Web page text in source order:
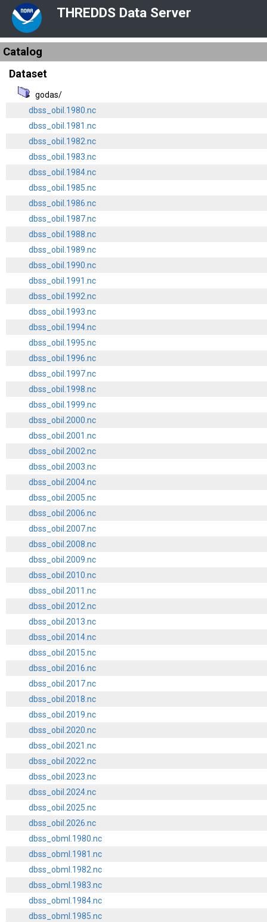
THREDDS Data Server
Catalog
Dataset
godas/
dbss_obil.1980.nc
dbss_obil.1981.nc
dbss_obil.1982.nc
dbss_obil.1983.nc
dbss_obil.1984.nc
dbss_obil.1985.nc
dbss_obil.1986.nc
dbss_obil.1987.nc
dbss_obil.1988.nc
dbss_obil.1989.nc
dbss_obil.1990.nc
dbss_obil.1991.nc
dbss_obil.1992.nc
dbss_obil.1993.nc
dbss_obil.1994.nc
dbss_obil.1995.nc
dbss_obil.1996.nc
dbss_obil.1997.nc
dbss_obil.1998.nc
dbss_obil.1999.nc
dbss_obil.2000.nc
dbss_obil.2001.nc
dbss_obil.2002.nc
dbss_obil.2003.nc
dbss_obil.2004.nc
dbss_obil.2005.nc
dbss_obil.2006.nc
dbss_obil.2007.nc
dbss_obil.2008.nc
dbss_obil.2009.nc
dbss_obil.2010.nc
dbss_obil.2011.nc
dbss_obil.2012.nc
dbss_obil.2013.nc
dbss_obil.2014.nc
dbss_obil.2015.nc
dbss_obil.2016.nc
dbss_obil.2017.nc
dbss_obil.2018.nc
dbss_obil.2019.nc
dbss_obil.2020.nc
dbss_obil.2021.nc
dbss_obil.2022.nc
dbss_obil.2023.nc
dbss_obil.2024.nc
dbss_obil.2025.nc
dbss_obil.2026.nc
dbss_obml.1980.nc
dbss_obml.1981.nc
dbss_obml.1982.nc
dbss_obml.1983.nc
dbss_obml.1984.nc
dbss_obml.1985.nc